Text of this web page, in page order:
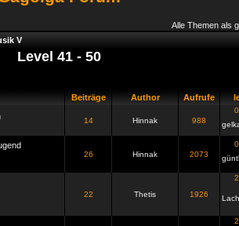
Alle Themen als
V
Level 41 - 50
Beiträge Author Aufrufe
14 Hinnak 988
26 Hinnak 2073
22 Thetis 1926